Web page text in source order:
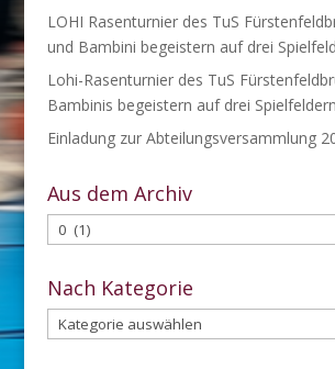
LOHI Rasenturnier des TuS
und Bambini begeistern auf drei
Lohi-Rasenturnier des TuS
Bambinis begeistern auf drei Spielfeldern
Einladung zur Abteilungsversammlung
Aus dem Archiv
Aus
dem
Archiv
Nach Kategorie
Nach
Kategorie